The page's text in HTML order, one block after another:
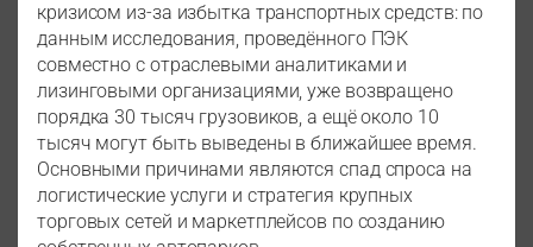
кризисом из-за избытка транспортных средств: по
данным исследования, проведённого ПЭК
совместно с отраслевыми аналитиками и
лизинговыми организациями, уже возвращено
порядка 30 тысяч грузовиков, а ещё около 10
тысяч могут быть выведены в ближайшее время.
Основными причинами являются спад спроса на
логистические услуги и стратегия крупных
торговых сетей и маркетплейсов по созданию